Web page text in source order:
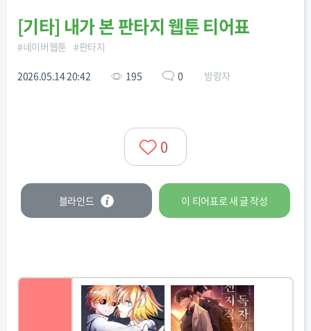
[기타] 내가 본 판타지 웹툰 티어표
#네이버웹툰 #판타지
2026.05.14 20:42 195 0 방랑자
0
블라인드 이 티어표로 새 글 작성